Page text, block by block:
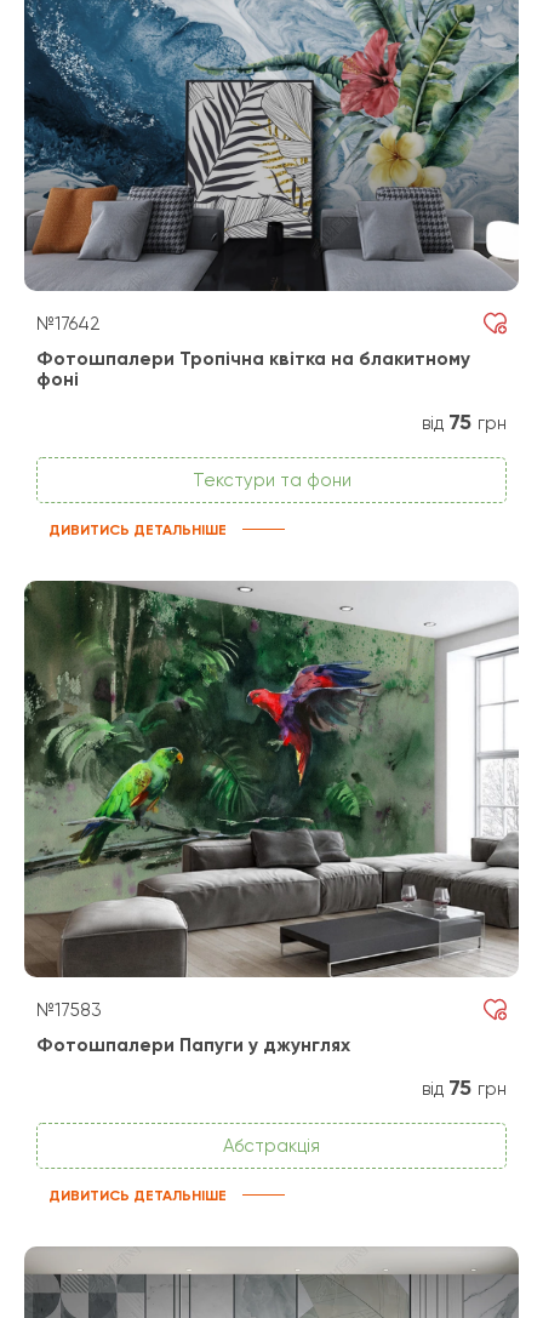
№17642
Фотошпалери Тропічна квітка на блакитному
фоні
від 75 грн
Текстури та фони
ДИВИТИСЬ ДЕТАЛЬНІШЕ
№17583
Фотошпалери Папуги у джунглях
від 75 грн
Абстракція
ДИВИТИСЬ ДЕТАЛЬНІШЕ